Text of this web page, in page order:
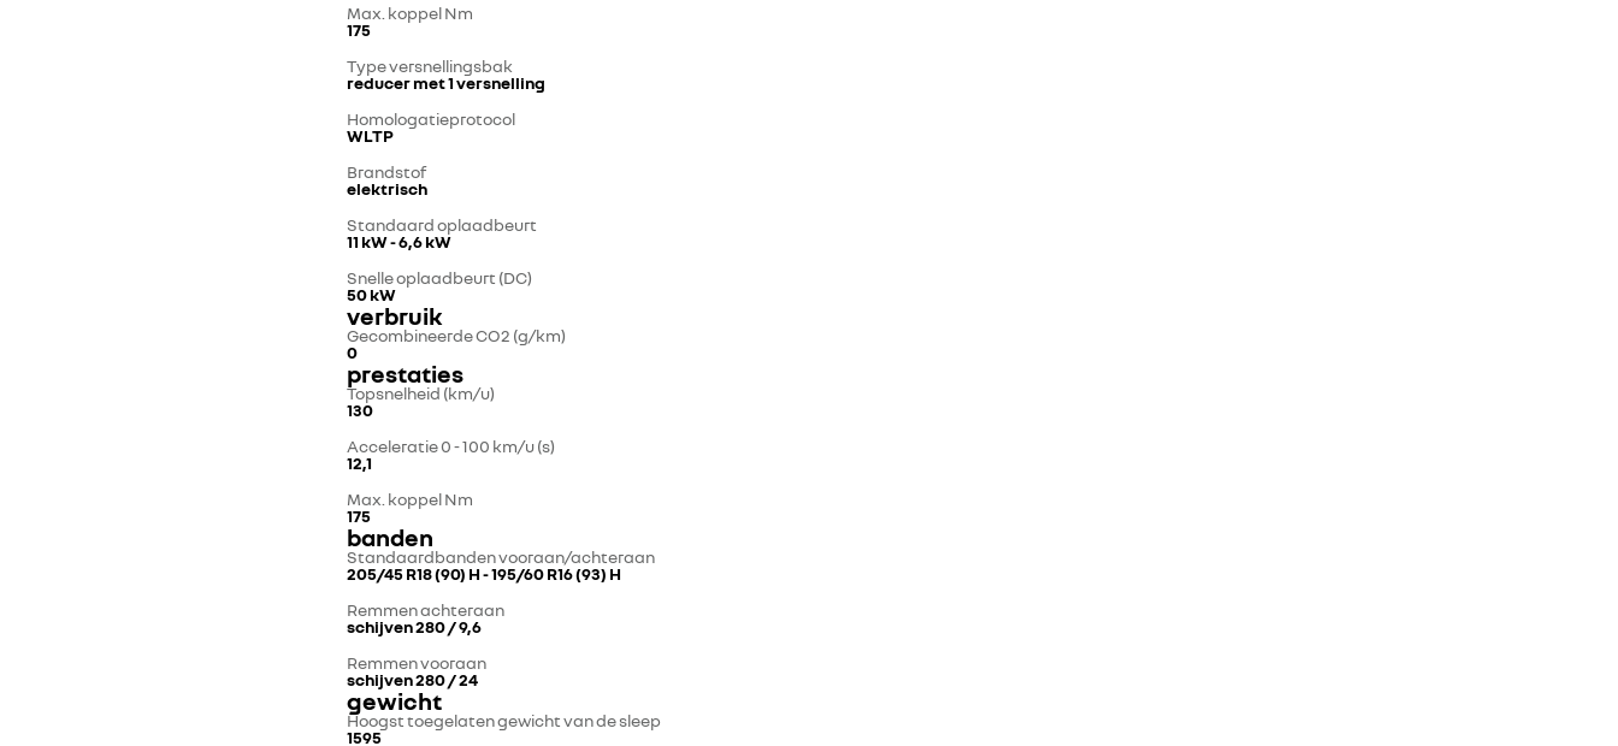
Max. koppel Nm
175
Type versnellingsbak
reducer met 1 versnelling
Homologatieprotocol
WLTP
Brandstof
elektrisch
Standaard oplaadbeurt
11 kW - 6,6 kW
Snelle oplaadbeurt (DC)
50 kW
verbruik
Gecombineerde CO2 (g/km)
0
prestaties
Topsnelheid (km/u)
130
Acceleratie 0 - 100 km/u (s)
12,1
Max. koppel Nm
175
banden
Standaardbanden vooraan/achteraan
205/45 R18 (90) H - 195/60 R16 (93) H
Remmen achteraan
schijven 280 / 9,6
Remmen vooraan
schijven 280 / 24
gewicht
Hoogst toegelaten gewicht van de sleep
1595